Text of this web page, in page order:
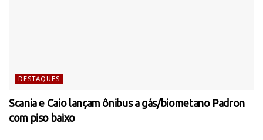
DESTAQUES
Scania e Caio lançam ônibus a gás/biometano Padron
com piso baixo